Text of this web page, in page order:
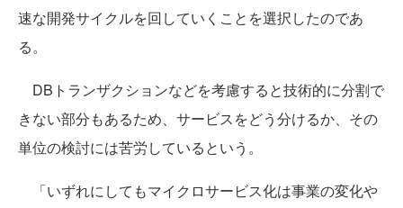
速な開発サイクルを回していくことを選択したのであ
る。
DBトランザクションなどを考慮すると技術的に分割で
きない部分もあるため、サービスをどう分けるか、その
単位の検討には苦労しているという。
「いずれにしてもマイクロサービス化は事業の変化や